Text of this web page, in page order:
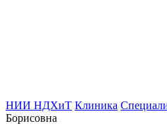
НИИ НДХиТ Клиника
Борисовна